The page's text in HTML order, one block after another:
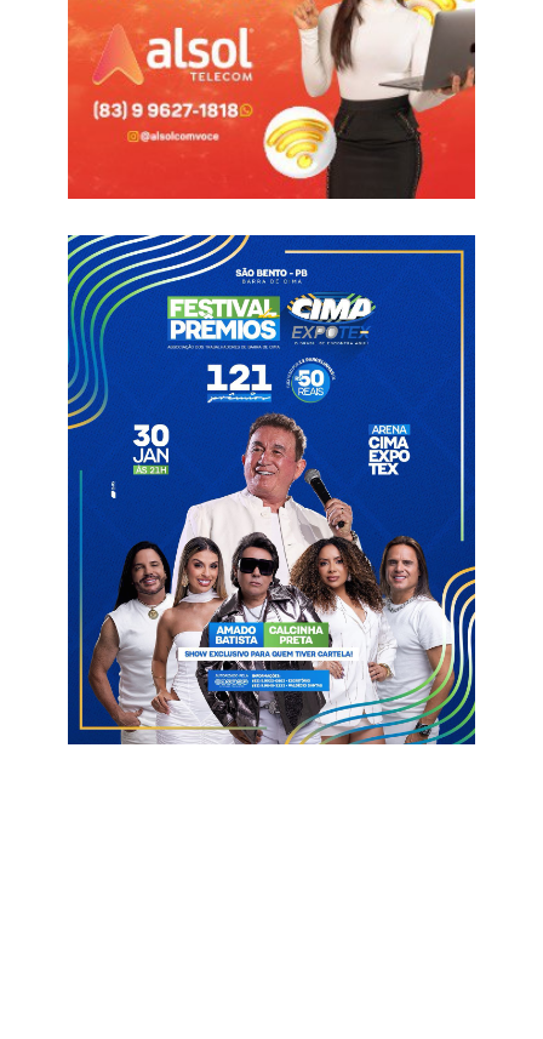
A turma do deixa disso entrou em ação e tudo foi contornado.
Informações com João Marcolino
Chute na canela
Vereadoras Caraúbas